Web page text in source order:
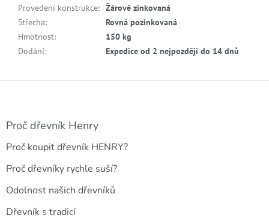
Provedení konstrukce: Žárově zinkovaná
Střecha:
Rovná pozinkovaná
Hmotnost:
150 kg
Dodání: Expedice od 2 nejpozději do 14 dnů
Z
Proč dřevník Henry
Proč koupit dřevník HENRY?
Proč dřevníky rychle suší?
Odolnost našich dřevníků
Dřevník s tradicí